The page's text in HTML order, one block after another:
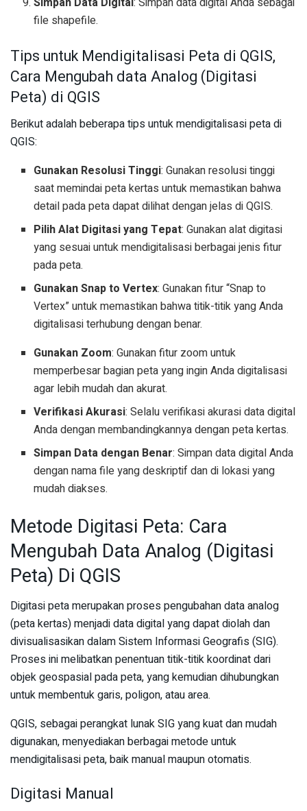
file shapefile.
Tips untuk Mendigitalisasi Peta di QGIS,
Cara Mengubah data Analog (Digitasi
Peta) di QGIS
Berikut adalah beberapa tips untuk mendigitalisasi peta di
QGIS:
Gunakan Resolusi Tinggi: Gunakan resolusi tinggi
saat memindai peta kertas untuk memastikan bahwa
detail pada peta dapat dilihat dengan jelas di QGIS.
Pilih Alat Digitasi yang Tepat: Gunakan alat digitasi
yang sesuai untuk mendigitalisasi berbagai jenis fitur
pada peta.
Gunakan Snap to Vertex: Gunakan fitur “Snap to
Vertex” untuk memastikan bahwa titik-titik yang Anda
digitalisasi terhubung dengan benar.
Gunakan Zoom: Gunakan fitur zoom untuk
memperbesar bagian peta yang ingin Anda digitalisasi
agar lebih mudah dan akurat.
Verifikasi Akurasi: Selalu verifikasi akurasi data digital
Anda dengan membandingkannya dengan peta kertas.
Simpan Data dengan Benar: Simpan data digital Anda
dengan nama file yang deskriptif dan di lokasi yang
mudah diakses.
Metode Digitasi Peta: Cara
Mengubah Data Analog (Digitasi
Peta) Di QGIS
Digitasi peta merupakan proses pengubahan data analog
(peta kertas) menjadi data digital yang dapat diolah dan
divisualisasikan dalam Sistem Informasi Geografis (SIG).
Proses ini melibatkan penentuan titik-titik koordinat dari
objek geospasial pada peta, yang kemudian dihubungkan
untuk membentuk garis, poligon, atau area.
QGIS, sebagai perangkat lunak SIG yang kuat dan mudah
digunakan, menyediakan berbagai metode untuk
mendigitalisasi peta, baik manual maupun otomatis.
Digitasi Manual